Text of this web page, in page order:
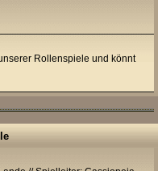
Rollenspiele und könnt